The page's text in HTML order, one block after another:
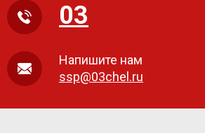
03
Напишите нам
ssp@03chel.ru